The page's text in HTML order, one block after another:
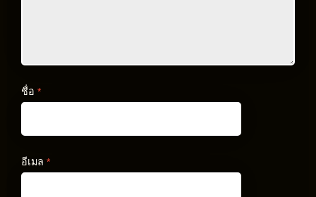
ชื่อ *
อีเมล *